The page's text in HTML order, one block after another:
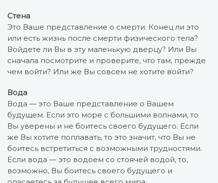
Стена
Это Ваше представление о смерти. Конец ли это
или есть жизнь после смерти физического тела?
Войдете ли Вы в эту маленькую дверцу? Или Вы
сначала посмотрите и проверите, что там, прежде
чем войти? Или же Вы совсем не хотите войти?
Вода
Вода — это Ваше представление о Вашем
будущем. Если это море с большими волнами, то
Вы уверены и не боитесь своего будущего. Если
же Вы хотите поплавать, то это значит, что Вы не
боитесь встретиться с возможными трудностями.
Если вода — это водоем со стоячей водой, то,
возможно, Вы боитесь своего будущего и